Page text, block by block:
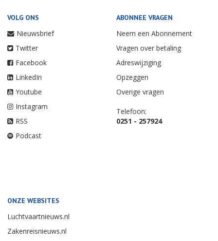
VOLG ONS
Nieuwsbrief
Twitter
Facebook
LinkedIn
Youtube
Instagram
RSS
Podcast
ABONNEE VRAGEN
Neem een Abonnement
Vragen over betaling
Adreswijziging
Opzeggen
Overige vragen
Telefoon:
0251 - 257924
ONZE WEBSITES
Luchtvaartnieuws.nl
Zakenreisnieuws.nl